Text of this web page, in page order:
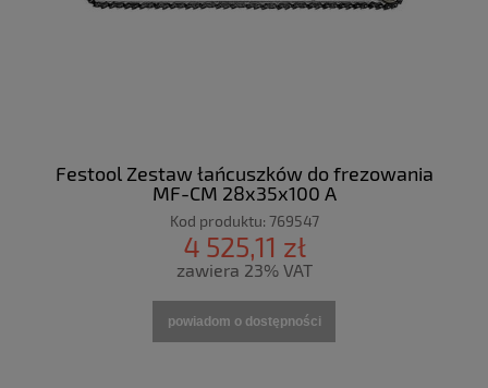
Festool Zestaw łańcuszków do frezowania
MF-CM 28x35x100 A
Kod produktu: 769547
4 525,11 zł
zawiera 23% VAT
powiadom o dostępności